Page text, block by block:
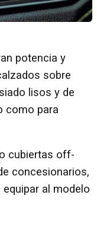
potencia y
sobre
lisos y de
como para
cubiertas off-
concesionarios,
al modelo